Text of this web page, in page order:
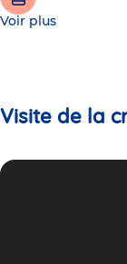
Voir plus
Visite de la